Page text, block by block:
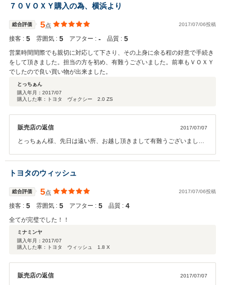
７０ＶＯＸＹ購入の為、横浜より
総合評価 5点 2017/07/06投稿
接客 : 5 雰囲気 : 5 アフター : ‐ 品質 : 5
営業時間間際でも親切に対応して下さり、その上身に余る程の好意で手続き
をして頂きました。担当の方を初め、有難うございました。前車もＶＯＸＹ
でしたので良い買い物が出来ました。
とっちぁん
購入年月： 2017/07
購入した車：トヨタ ヴォクシー 2.0 ZS
販売店の返信 2017/07/07
とっちぁん様、先日は遠い所、お越し頂きまして有難うございまし
トヨタのウィッシュ
総合評価 5点 2017/07/06投稿
接客 : 5 雰囲気 : 5 アフター : 5 品質 : 4
全てが完璧でした！！
ミナミンヤ
購入年月： 2017/07
購入した車：トヨタ ウィッシュ 1.8 X
販売店の返信 2017/07/07